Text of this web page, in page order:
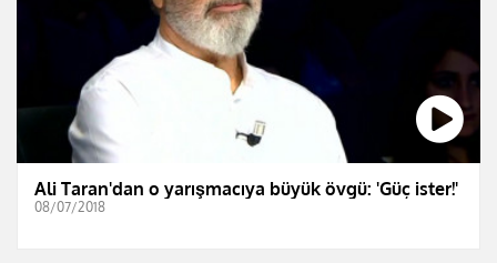
Ali Taran'dan o yarışmacıya büyük övgü: 'Güç ister!'
08/07/2018